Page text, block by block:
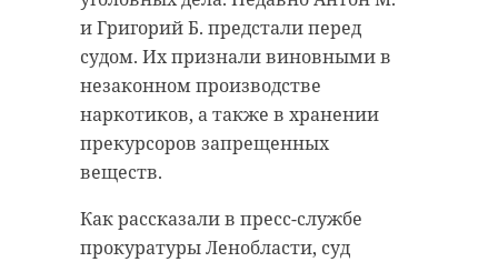
и Григорий Б. предстали перед
судом. Их признали виновными в
незаконном производстве
наркотиков, а также в хранении
прекурсоров запрещенных
веществ.
Как рассказали в пресс-службе
прокуратуры Ленобласти, суд
В ближайшее время подрядчик
приступит к внутренней отделке
квартир восстановленных
подъездов. Ему предстоит
поклеить обои под покраску,
смонтировать плинтуса, уложить
плитку в кухне, ванной и санузле,
а также оборудовать сантехнику и
электрику.